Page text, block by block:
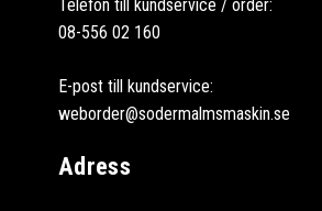
Telefon till kundservice / order:
08-556 02 160
E-post till kundservice:
weborder@sodermalmsmaskin.se
Adress